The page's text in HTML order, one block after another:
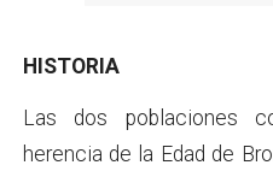
HISTORIA
Las dos poblaciones
herencia de la Edad de